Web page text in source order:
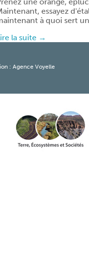
essayez
à quoi sert
la suite →
: Agence Voyelle